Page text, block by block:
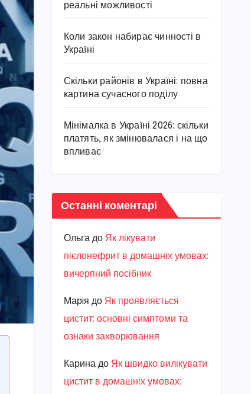
реальні можливості
Коли закон набирає чинності в
Україні
Скільки районів в Україні: повна
картина сучасного поділу
Мінімалка в Україні 2026: скільки
платять, як змінювалася і на що
впливає
Останні коментарі
Ольгадо Як лікувати
пієлонефрит в домашніх умовах:
вичерпний посібник
Марiя до Як проявляється
цистит: основні симптоми та
ознаки захворювання
Каринадо Як швидко вилікувати
цистит в домашніх умовах: